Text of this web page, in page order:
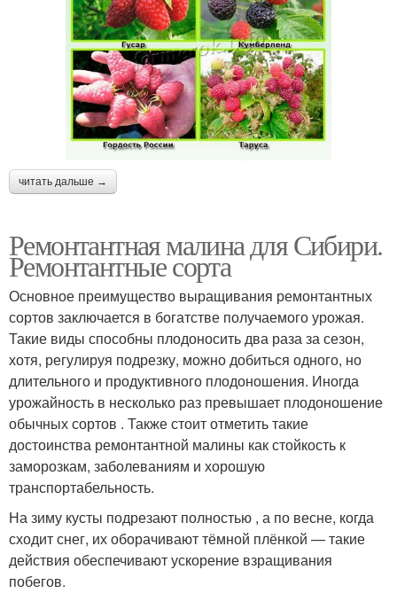
читать дальше →
Ремонтантная малина для Сибири.
Ремонтантные сорта
Основное преимущество выращивания ремонтантных
сортов заключается в богатстве получаемого урожая.
Такие виды способны плодоносить два раза за сезон,
хотя, регулируя подрезку, можно добиться одного, но
длительного и продуктивного плодоношения. Иногда
урожайность в несколько раз превышает плодоношение
обычных сортов . Также стоит отметить такие
достоинства ремонтантной малины как стойкость к
заморозкам, заболеваниям и хорошую
транспортабельность.
На зиму кусты подрезают полностью , а по весне, когда
сходит снег, их оборачивают тёмной плёнкой — такие
действия обеспечивают ускорение взращивания
побегов.